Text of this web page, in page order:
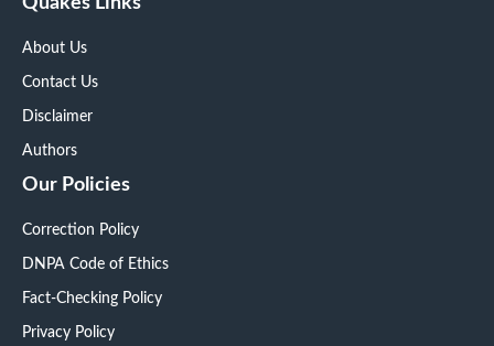
About Us
Contact Us
Disclaimer
Authors
Our Policies
Correction Policy
DNPA Code of Ethics
Fact-Checking Policy
Privacy Policy